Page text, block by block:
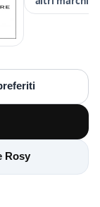
Rosy